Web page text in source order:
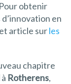
obtenir
en
article surles
chapitre
à Rotherens,